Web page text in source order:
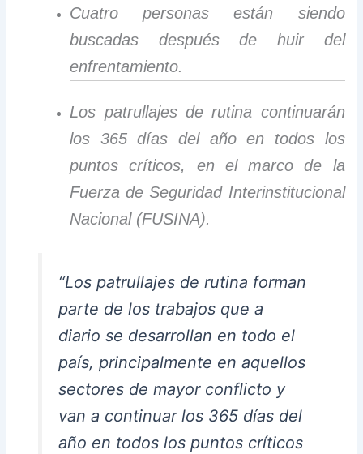
Cuatro personas están siendo
buscadas después de huir del
enfrentamiento.
Los patrullajes de rutina continuarán
los 365 días del año en todos los
puntos críticos, en el marco de la
Fuerza de Seguridad Interinstitucional
Nacional (FUSINA).
“Los patrullajes de rutina forman
parte de los trabajos que a
diario se desarrollan en todo el
país, principalmente en aquellos
sectores de mayor conflicto y
van a continuar los 365 días del
año en todos los puntos críticos